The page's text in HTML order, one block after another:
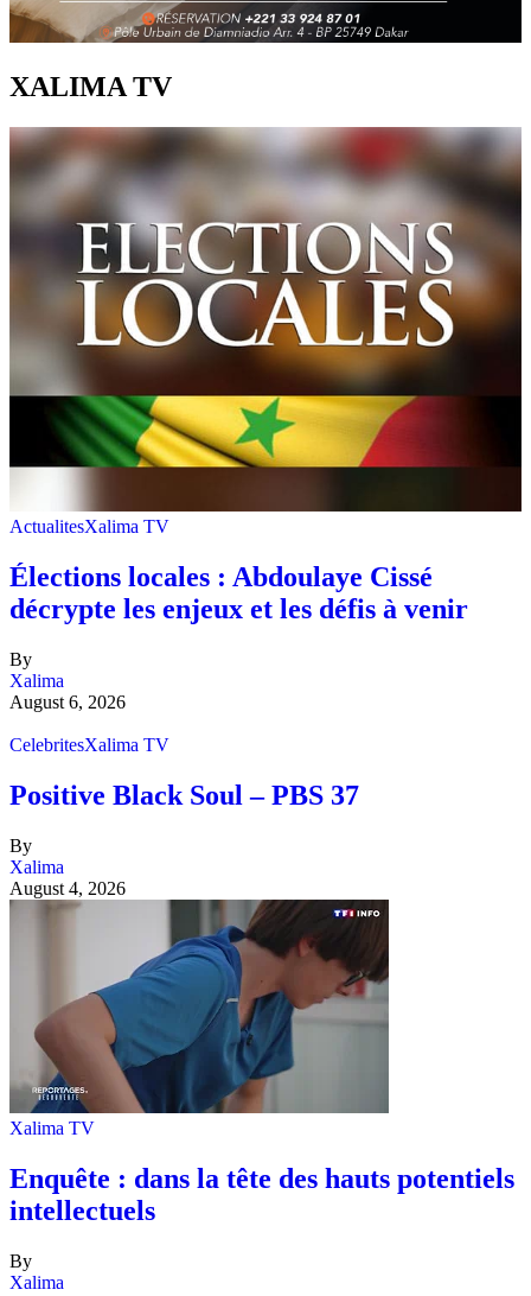
XALIMA TV
ActualitesXalima TV
Élections locales : Abdoulaye Cissé
décrypte les enjeux et les défis à venir
By
Xalima
August 6, 2026
CelebritesXalima TV
Positive Black Soul – PBS 37
By
Xalima
August 4, 2026
Xalima TV
Enquête : dans la tête des hauts potentiels
intellectuels
By
Xalima